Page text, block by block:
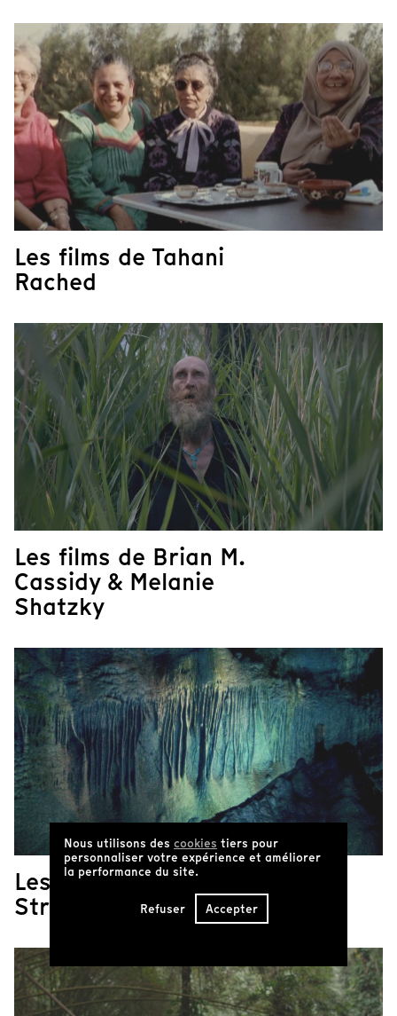
Les films de Tahani
Rached
Les films de Brian M.
Cassidy & Melanie
Shatzky
Les films de Deborah
Stratman
Nous utilisons des cookies tiers pour
personnaliser votre expérience et améliorer
la performance du site.
Refuser Accepter